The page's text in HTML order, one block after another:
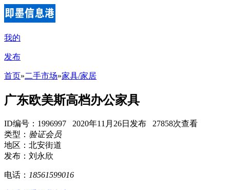
我的
发布
首页»二手市场»家具/家居
广东欧美斯高档办公家具
ID编号：1996997 2020年11月26日发布 27858次查看
类型： 验证会员
地区：北安街道
发布：刘永欣
电话： 18561599016